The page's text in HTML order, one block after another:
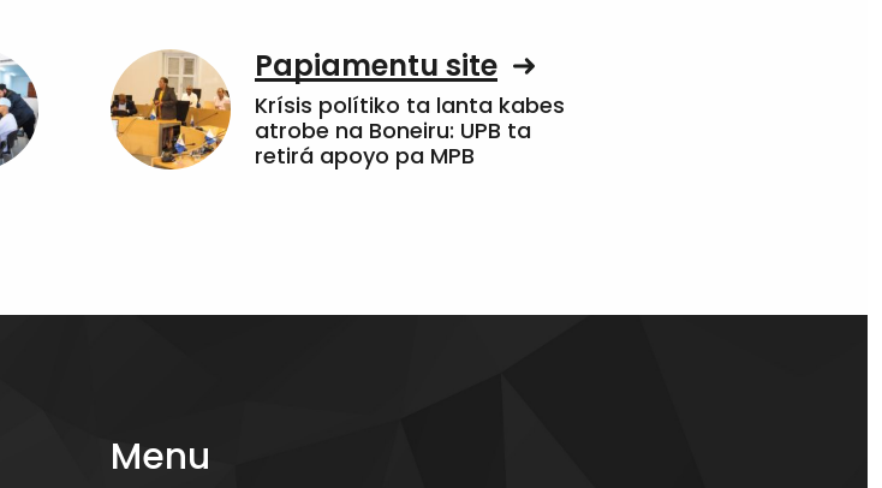
Papiamentu site
Krísis polítiko ta lanta kabes
atrobe na Boneiru: UPB ta
retirá apoyo pa MPB
Menu